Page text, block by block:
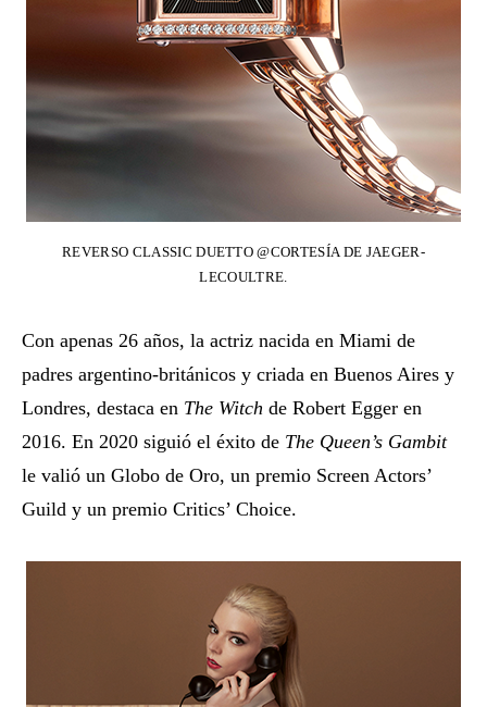
REVERSO CLASSIC DUETTO @CORTESÍA DE JAEGER-
LECOULTRE.
Con apenas 26 años, la actriz nacida en Miami de
padres argentino-británicos y criada en Buenos Aires y
Londres, destaca en The Witch de Robert Egger en
2016. En 2020 siguió el éxito de The Queen’s Gambit
le valió un Globo de Oro, un premio Screen Actors’
Guild y un premio Critics’ Choice.